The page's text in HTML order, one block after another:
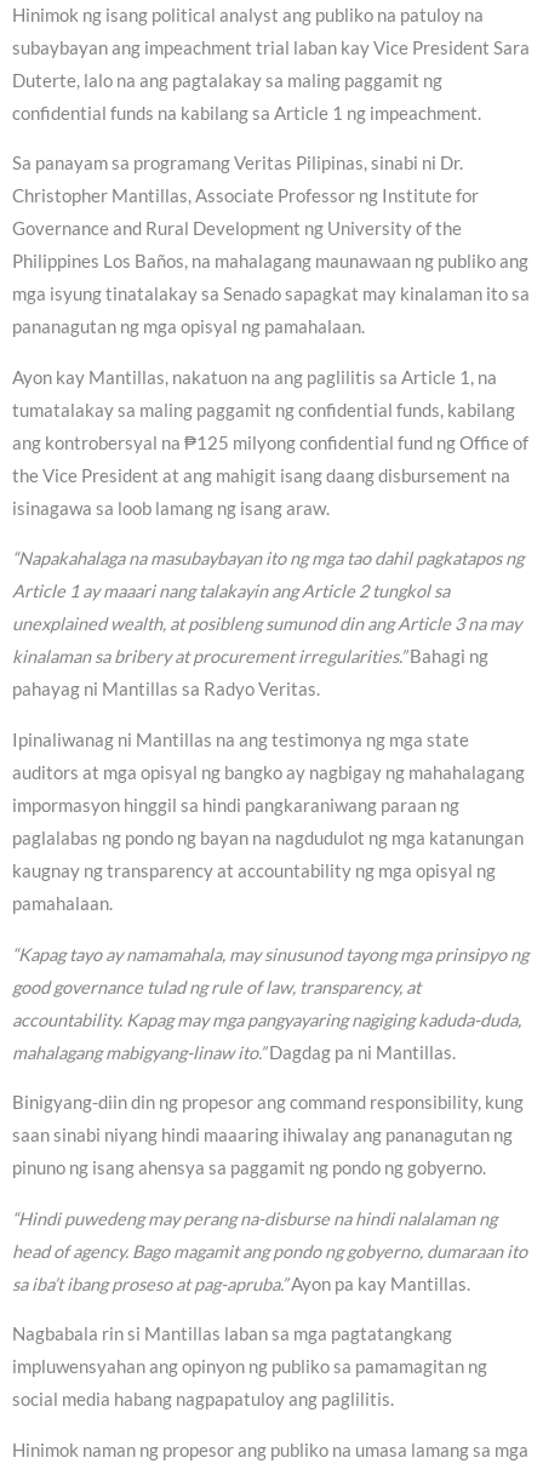
Hinimok ng isang political analyst ang publiko na patuloy na
subaybayan ang impeachment trial laban kay Vice President Sara
Duterte, lalo na ang pagtalakay sa maling paggamit ng
confidential funds na kabilang sa Article 1 ng impeachment.
Sa panayam sa programang Veritas Pilipinas, sinabi ni Dr.
Christopher Mantillas, Associate Professor ng Institute for
Governance and Rural Development ng University of the
Philippines Los Baños, na mahalagang maunawaan ng publiko ang
mga isyung tinatalakay sa Senado sapagkat may kinalaman ito sa
pananagutan ng mga opisyal ng pamahalaan.
Ayon kay Mantillas, nakatuon na ang paglilitis sa Article 1, na
tumatalakay sa maling paggamit ng confidential funds, kabilang
ang kontrobersyal na ₱125 milyong confidential fund ng Office of
the Vice President at ang mahigit isang daang disbursement na
isinagawa sa loob lamang ng isang araw.
“Napakahalaga na masubaybayan ito ng mga tao dahil pagkatapos ng
Article 1 ay maaari nang talakayin ang Article 2 tungkol sa
unexplained wealth, at posibleng sumunod din ang Article 3 na may
kinalaman sa bribery at procurement irregularities.”Bahagi ng
pahayag ni Mantillas sa Radyo Veritas.
Ipinaliwanag ni Mantillas na ang testimonya ng mga state
auditors at mga opisyal ng bangko ay nagbigay ng mahahalagang
impormasyon hinggil sa hindi pangkaraniwang paraan ng
paglalabas ng pondo ng bayan na nagdudulot ng mga katanungan
kaugnay ng transparency at accountability ng mga opisyal ng
pamahalaan.
“Kapag tayo ay namamahala, may sinusunod tayong mga prinsipyo ng
good governance tulad ng rule of law, transparency, at
accountability. Kapag may mga pangyayaring nagiging kaduda-duda,
mahalagang mabigyang-linaw ito.”Dagdag pa ni Mantillas.
Binigyang-diin din ng propesor ang command responsibility, kung
saan sinabi niyang hindi maaaring ihiwalay ang pananagutan ng
pinuno ng isang ahensya sa paggamit ng pondo ng gobyerno.
“Hindi puwedeng may perang na-disburse na hindi nalalaman ng
head of agency. Bago magamit ang pondo ng gobyerno, dumaraan ito
sa iba’t ibang proseso at pag-apruba.”Ayon pa kay Mantillas.
Nagbabala rin si Mantillas laban sa mga pagtatangkang
impluwensyahan ang opinyon ng publiko sa pamamagitan ng
social media habang nagpapatuloy ang paglilitis.
Hinimok naman ng propesor ang publiko na umasa lamang sa mga